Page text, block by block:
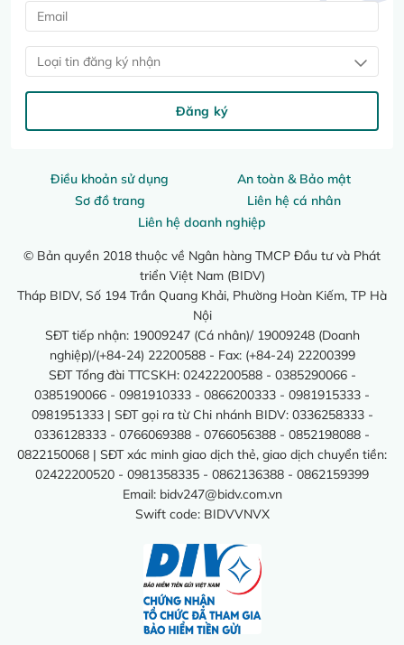
Điều khoản sử dụng
An toàn & Bảo mật
Sơ đồ trang
Liên hệ cá nhân
Liên hệ doanh nghiệp
© Bản quyền 2018 thuộc về Ngân hàng TMCP Đầu tư và Phát
triển Việt Nam (BIDV)
Tháp BIDV, Số 194 Trần Quang Khải, Phường Hoàn Kiếm, TP Hà
Nội
SĐT tiếp nhận: 19009247 (Cá nhân)/ 19009248 (Doanh
nghiệp)/(+84-24) 22200588 - Fax: (+84-24) 22200399
SĐT Tổng đài TTCSKH: 02422200588 - 0385290066 -
0385190066 - 0981910333 - 0866200333 - 0981915333 -
0981951333 | SĐT gọi ra từ Chi nhánh BIDV: 0336258333 -
0336128333 - 0766069388 - 0766056388 - 0852198088 -
0822150068 | SĐT xác minh giao dịch thẻ, giao dịch chuyển tiền:
02422200520 - 0981358335 - 0862136388 - 0862159399
Email: bidv247@bidv.com.vn
Swift code: BIDVVNVX
Loại tin đăng ký nhận
Đăng ký